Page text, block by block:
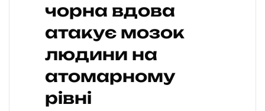
чорна вдова
атакує мозок
людини на
атомарному
рівні